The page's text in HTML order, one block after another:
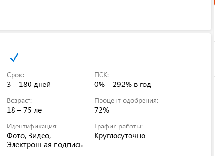
Срок:
3 – 180 дней
ПСК:
0% – 292% в год
Возраст:
18 – 75 лет
Процент одобрения:
72%
Идентификация:
Фото, Видео,
Электронная подпись
График работы:
Круглосуточно